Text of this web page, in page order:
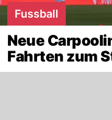
Fussball
Neue
Fahrten zum